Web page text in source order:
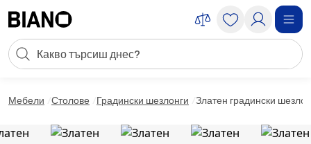
Търсене
Мебели Столове Градински шезлонги Златен градински